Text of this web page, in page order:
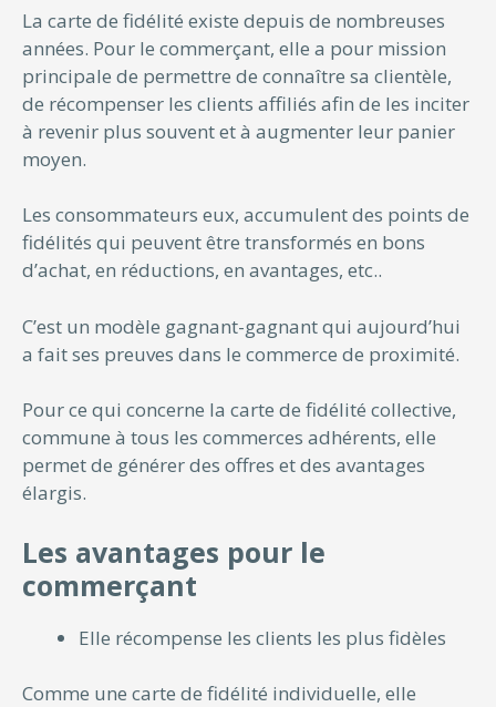
La carte de fidélité existe depuis de nombreuses
années. Pour le commerçant, elle a pour mission
principale de permettre de connaître sa clientèle,
de récompenser les clients affiliés afin de les inciter
à revenir plus souvent et à augmenter leur panier
moyen.
Les consommateurs eux, accumulent des points de
fidélités qui peuvent être transformés en bons
d’achat, en réductions, en avantages, etc..
C’est un modèle gagnant-gagnant qui aujourd’hui
a fait ses preuves dans le commerce de proximité.
Pour ce qui concerne la carte de fidélité collective,
commune à tous les commerces adhérents, elle
permet de générer des offres et des avantages
élargis.
Les avantages pour le
commerçant
Elle récompense les clients les plus fidèles
Comme une carte de fidélité individuelle, elle